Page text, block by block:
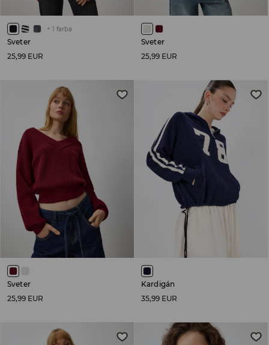
+ 1 farba
Sveter
25,99 EUR
Sveter
25,99 EUR
Sveter
25,99 EUR
Kardigán
35,99 EUR